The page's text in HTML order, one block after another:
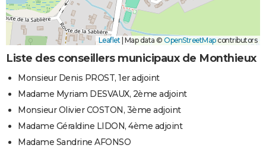
Leaflet Map data © OpenStreetMapcontributors
Liste des conseillers municipaux de Monthieux
Monsieur Denis PROST, 1er adjoint
Madame Myriam DESVAUX, 2ème adjoint
Monsieur Olivier COSTON, 3ème adjoint
Madame Géraldine LIDON, 4ème adjoint
Madame Sandrine AFONSO